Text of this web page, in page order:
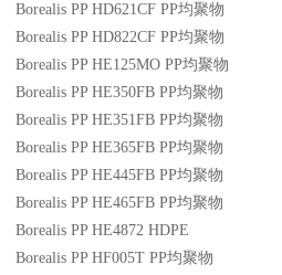
Borealis PP HD621CF PP均聚物
Borealis PP HD822CF PP均聚物
Borealis PP HE125MO PP均聚物
Borealis PP HE350FB PP均聚物
Borealis PP HE351FB PP均聚物
Borealis PP HE365FB PP均聚物
Borealis PP HE445FB PP均聚物
Borealis PP HE465FB PP均聚物
Borealis PP HE4872 HDPE
Borealis PP HF005T PP均聚物